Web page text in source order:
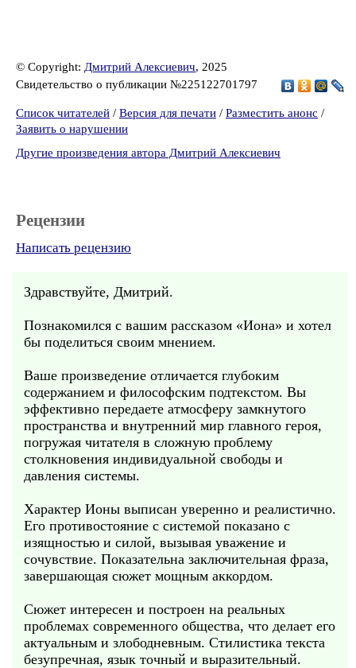
© Copyright: Дмитрий Алексиевич, 2025
Свидетельство о публикации №225122701797
Список читателей / Версия для печати / Разместить анонс /
Заявить о нарушении
Другие произведения автора Дмитрий Алексиевич
Рецензии
Написать рецензию
Здравствуйте, Дмитрий.
Познакомился с вашим рассказом «Иона» и хотел
бы поделиться своим мнением.
Ваше произведение отличается глубоким
содержанием и философским подтекстом. Вы
эффективно передаете атмосферу замкнутого
пространства и внутренний мир главного героя,
погружая читателя в сложную проблему
столкновения индивидуальной свободы и
давления системы.
Характер Ионы выписан уверенно и реалистично.
Его противостояние с системой показано с
изящностью и силой, вызывая уважение и
сочувствие. Показательна заключительная фраза,
завершающая сюжет мощным аккордом.
Сюжет интересен и построен на реальных
проблемах современного общества, что делает его
актуальным и злободневным. Стилистика текста
безупречная, язык точный и выразительный.